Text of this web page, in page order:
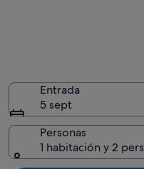
Entrada
5 sept
Personas
1 habitación y 2